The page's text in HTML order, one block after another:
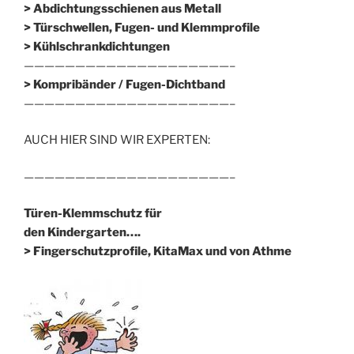
> Abdichtungsschienen aus Metall
> Türschwellen, Fugen- und Klemmprofile
> Kühlschrankdichtungen
————————————————————–
> Kompribänder / Fugen-Dichtband
————————————————————–
AUCH HIER SIND WIR EXPERTEN:
————————————————————–
Türen-Klemmschutz für
den Kindergarten….
> Fingerschutzprofile, KitaMax und von Athme